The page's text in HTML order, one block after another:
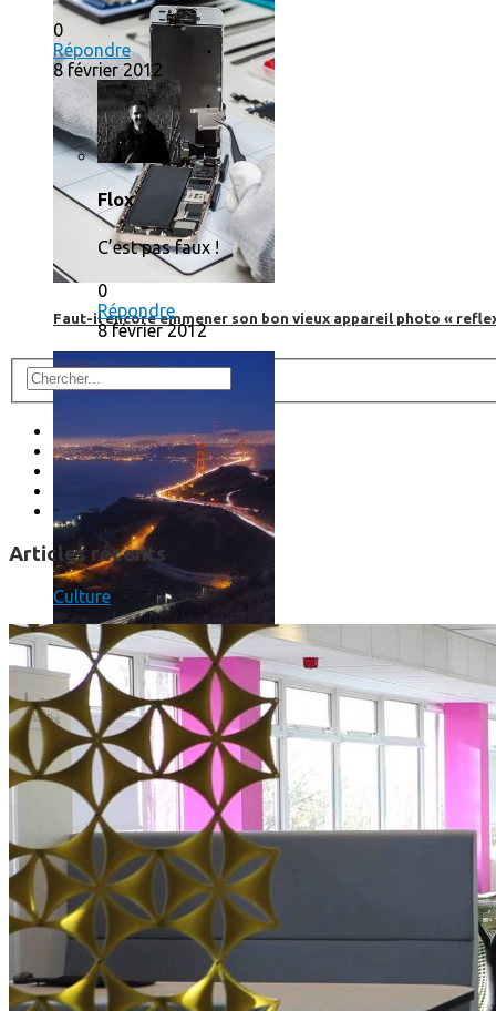
Faut-il encore emmener son bon vieux appareil photo «
Print’Minute
Print'Minute
Pourquoi les outils de Google sont-ils devenus
0
Répondre
8 février 2012
Flox
C’est pas faux !
0
Répondre
8 février 2012
Articles récents
Culture